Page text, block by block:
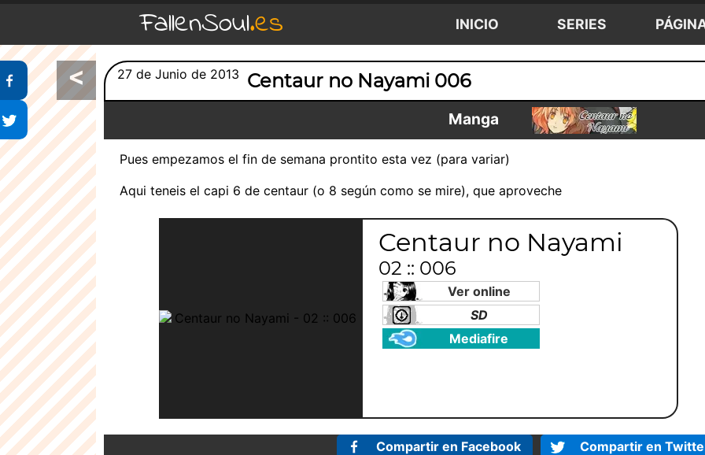
FallenSoul.es INICIO SERIES
<
Compartir en Facebook
Compartir en Twitter
27 de Junio de 2013 Centaur no Nayami 006
Manga
Pues empezamos el fin de semana prontito esta vez (para variar)
Aqui teneis el capi 6 de centaur (o 8 según como se mire), que aproveche
Centaur no Nayami
02 :: 006
Ver online
SD
Mediafire
Compartir en Facebook Compartir en